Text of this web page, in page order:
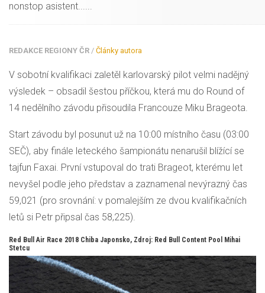
nonstop asistent......
REDAKCE REGIONY ČR / Články autora
V sobotní kvalifikaci zaletěl karlovarský pilot velmi nadějný
výsledek – obsadil šestou příčkou, která mu do Round of
14 nedělního závodu přisoudila Francouze Miku Brageota.
Start závodu byl posunut už na 10:00 místního času (03:00
SEČ), aby finále leteckého šampionátu nenarušil blížící se
tajfun Faxai. První vstupoval do trati Brageot, kterému let
nevyšel podle jeho představ a zaznamenal nevýrazný čas
59,021 (pro srovnání: v pomalejším ze dvou kvalifikačních
letů si Petr připsal čas 58,225).
Red Bull Air Race 2018 Chiba Japonsko, Zdroj: Red Bull Content Pool Mihai
Stetcu